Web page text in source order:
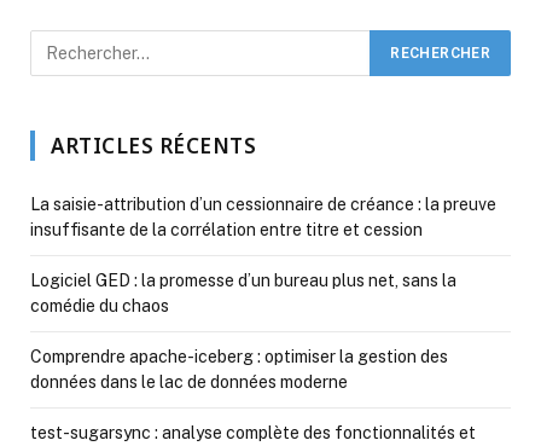
ARTICLES RÉCENTS
La saisie-attribution d’un cessionnaire de créance : la preuve
insuffisante de la corrélation entre titre et cession
Logiciel GED : la promesse d’un bureau plus net, sans la
comédie du chaos
Comprendre apache-iceberg : optimiser la gestion des
données dans le lac de données moderne
test-sugarsync : analyse complète des fonctionnalités et